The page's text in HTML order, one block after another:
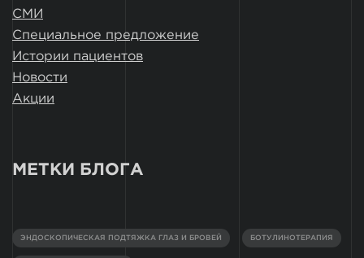
СМИ
Специальное предложение
Истории пациентов
Новости
Акции
МЕТКИ БЛОГА
ЭНДОСКОПИЧЕСКАЯ ПОДТЯЖКА ГЛАЗ И БРОВЕЙ БОТУЛИНОТЕРАПИЯ